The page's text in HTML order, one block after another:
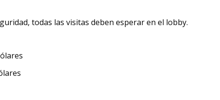
todas las visitas deben esperar en el lobby.